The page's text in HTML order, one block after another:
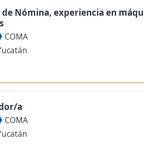
Nómina, experiencia en
COMA
a
COMA